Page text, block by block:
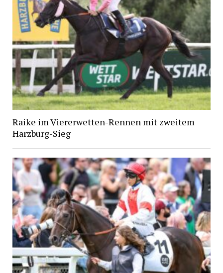
Raike im Viererwetten-Rennen mit zweitem
Harzburg-Sieg